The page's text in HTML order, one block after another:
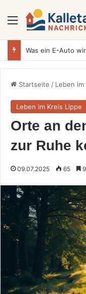
Menü
Startseite / Leben im
Leben im Kreis Lippe
Orte an
zur Ruhe
09.07.2025 65